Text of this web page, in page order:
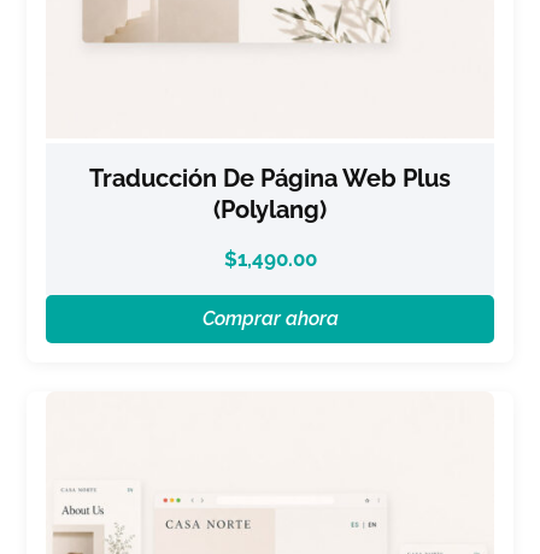
Traducción De Página Web Plus
(Polylang)
$1,490.00
Comprar ahora